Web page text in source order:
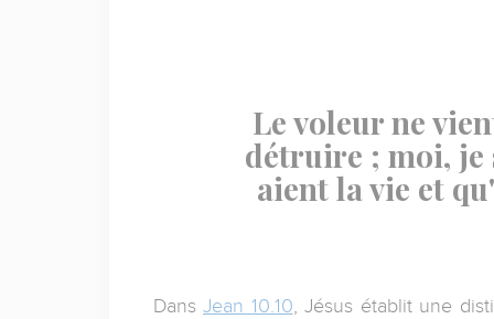
Le voleur ne
détruire ; moi, je
aient la vie et
Dans Jean 10.10, Jésus établit une